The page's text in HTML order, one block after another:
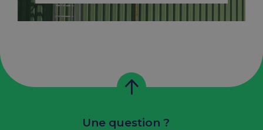
Une question ?